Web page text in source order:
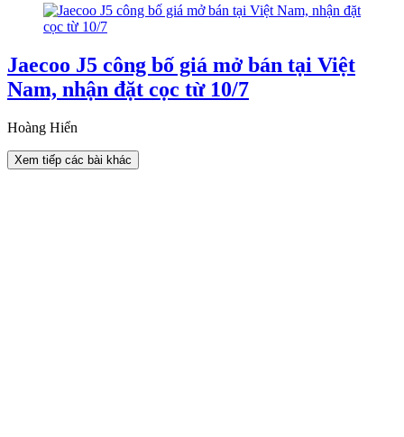
Jaecoo J5 công bố giá mở bán tại Việt
Nam, nhận đặt cọc từ 10/7
Hoàng Hiển
Xem tiếp các bài khác